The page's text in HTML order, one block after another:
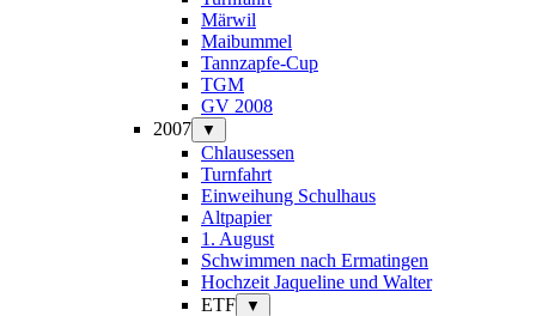
Märwil
Maibummel
Tannzapfe-Cup
TGM
GV 2008
2007
▼
Chlausessen
Turnfahrt
Einweihung Schulhaus
Altpapier
1. August
Schwimmen nach Ermatingen
Hochzeit Jaqueline und Walter
ETF
▼